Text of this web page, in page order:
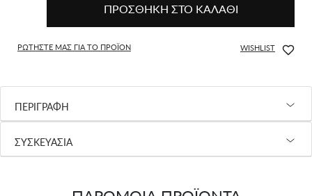
ΠΡΟΣΘΗΚΗ ΣΤΟ ΚΑΛΑΘΙ
ΡΩΤΗΣΤΕ ΜΑΣ ΓΙΑ ΤΟ ΠΡΟΪΟΝ WISHLIST
ΠΕΡΙΓΡΑΦΗ
ΣΥΣΚΕΥΑΣΙΑ